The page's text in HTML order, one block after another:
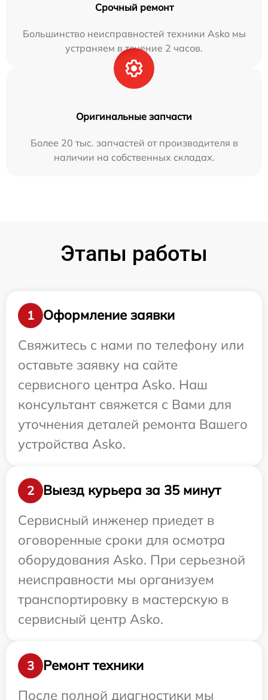
Срочный ремонт
Большинство неисправностей техники Asko мы
устраняем в течение 2 часов.
Оригинальные запчасти
Более 20 тыс. запчастей от производителя в
наличии на собственных складах.
Этапы работы
1
Оформление заявки
Свяжитесь с нами по телефону или
оставьте заявку на сайте
сервисного центра Asko. Наш
консультант свяжется с Вами для
уточнения деталей ремонта Вашего
устройства Asko.
2
Выезд курьера за 35 минут
Сервисный инженер приедет в
оговоренные сроки для осмотра
оборудования Asko. При серьезной
неисправности мы организуем
транспортировку в мастерскую в
сервисный центр Asko.
3
Ремонт техники
После полной диагностики мы